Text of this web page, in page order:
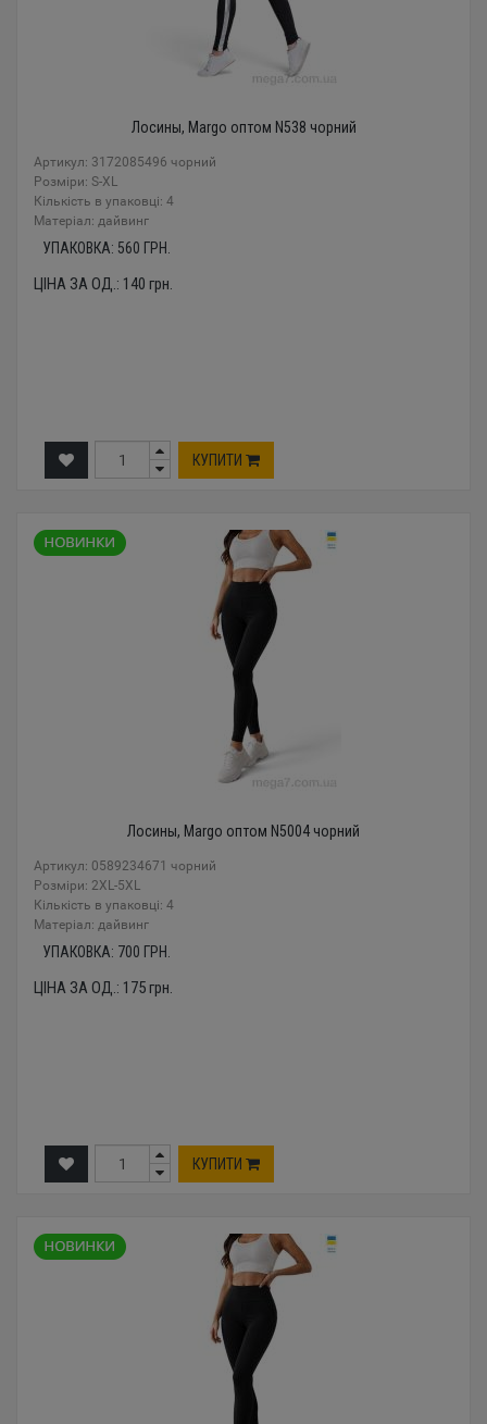
Лосины, Margo оптом N538 чорний
Артикул: 3172085496 чорний
Розміри: S-XL
Кількість в упаковці: 4
Mатеріал: дайвинг
УПАКОВКА: 560 ГРН.
ЦІНА ЗА ОД.: 140 грн.
КУПИТИ
Лосины, Margo оптом N5004 чорний
Артикул: 0589234671 чорний
Розміри: 2XL-5XL
Кількість в упаковці: 4
Mатеріал: дайвинг
УПАКОВКА: 700 ГРН.
ЦІНА ЗА ОД.: 175грн.
КУПИТИ